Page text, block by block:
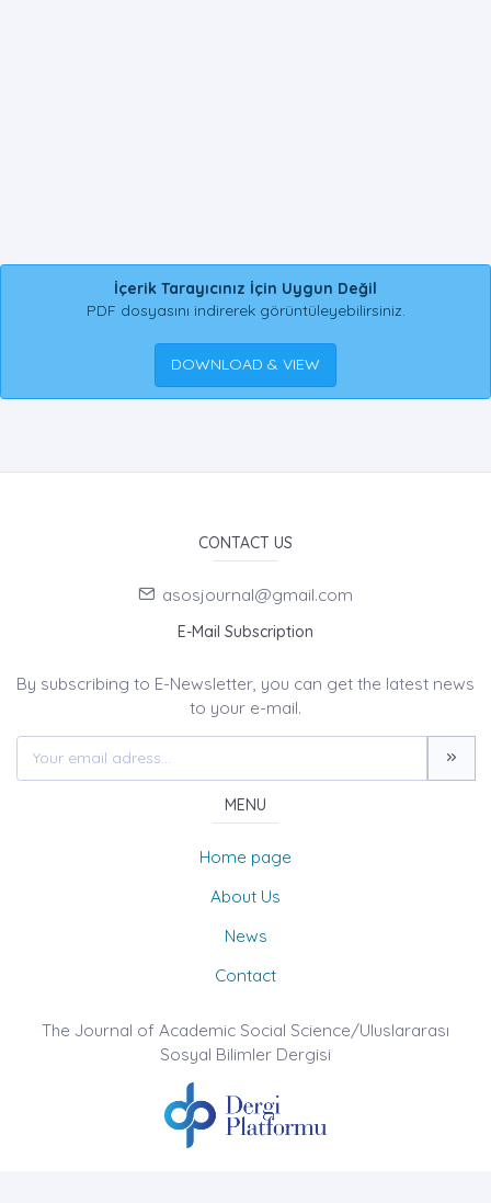
İçerik Tarayıcınız İçin Uygun Değil
PDF dosyasını indirerek görüntüleyebilirsiniz.
DOWNLOAD & VIEW
CONTACT US
asosjournal@gmail.com
E-Mail Subscription
By subscribing to E-Newsletter, you can get the latest news
to your e-mail.
MENU
Home page
About Us
News
Contact
The Journal of Academic Social Science/Uluslararası
Sosyal Bilimler Dergisi